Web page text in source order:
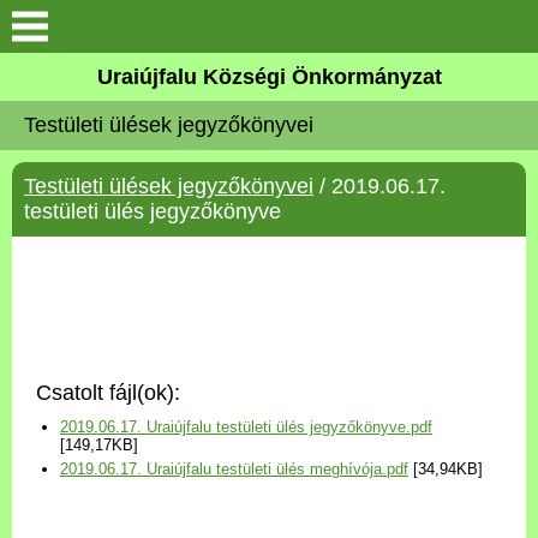
Köszöntő
Elérhetőségek
Uraiújfalu
Választási információk
Versenyképes Járások
Uraiújfalu Községi Önkormányzat
Testületi ülések jegyzőkönyvei
Testületi ülések jegyzőkönyvei / 2019.06.17.
testületi ülés jegyzőkönyve
Csatolt fájl(ok):
2019.06.17. Uraiújfalu testületi ülés jegyzőkönyve.pdf
[149,17KB]
2019.06.17. Uraiújfalu testületi ülés meghívója.pdf [34,94KB]